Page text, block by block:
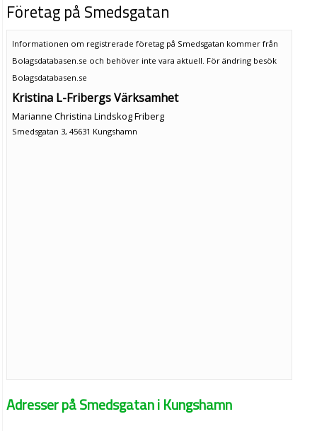
Företag på Smedsgatan
Informationen om registrerade företag på Smedsgatan kommer från
Bolagsdatabasen.se och behöver inte vara aktuell. För ändring besök
Bolagsdatabasen.se
Kristina L-Fribergs Värksamhet
Marianne Christina Lindskog Friberg
Smedsgatan 3, 45631 Kungshamn
Adresser på Smedsgatan i Kungshamn